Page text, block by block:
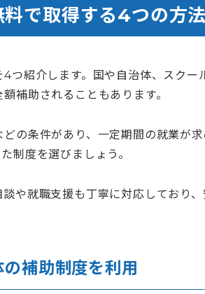
で取得する4つの方法
つ紹介します。国や自治体、スクー
補助されることもあります。
の条件があり、一定期間の就業が
制度を選びましょう。
や就職支援も丁寧に対応しており
補助制度を利用